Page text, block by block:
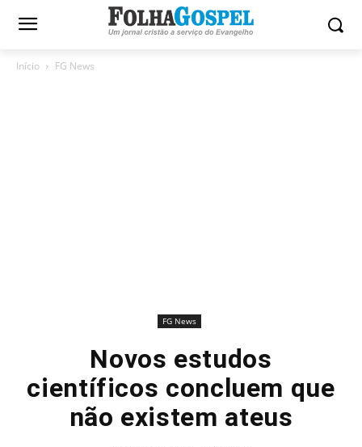
Início FG News
FG News
Novos estudos
científicos concluem que
não existem ateus